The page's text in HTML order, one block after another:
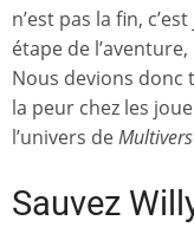
n’est pas la fin,
étape de
Nous devions donc
la peur chez les
l’univers de
Sauvez